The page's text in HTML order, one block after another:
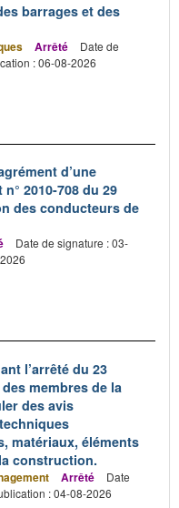
barrages et des
Arrêté
Date de
: 06-08-2026
d’une
2010-708 du 29
des conducteurs de
Date de signature : 03-
l’arrêté du 23
membres de la
des avis
matériaux, éléments
construction.
Arrêté
Date
: 04-08-2026